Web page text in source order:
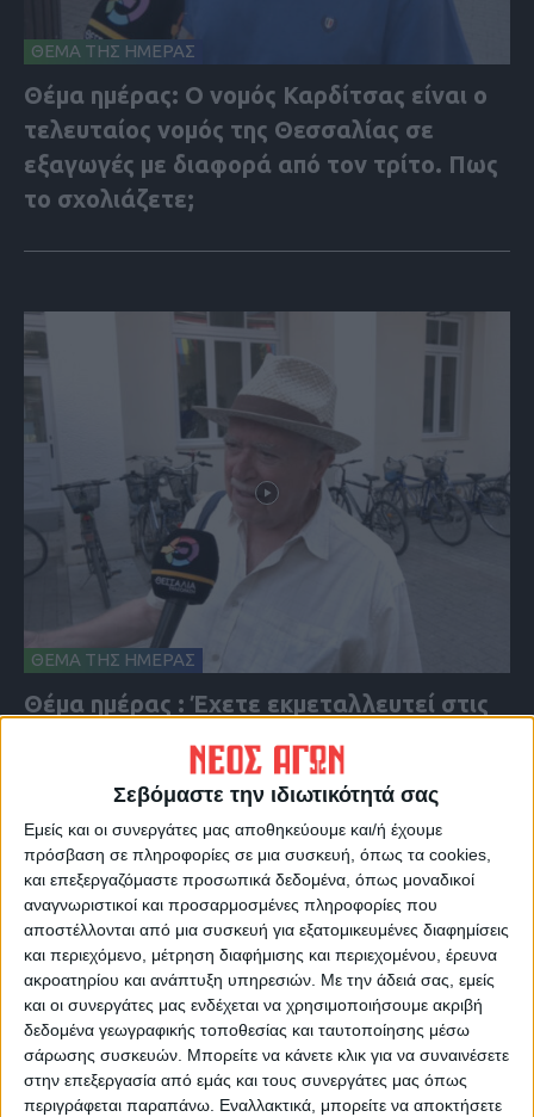
Σεβόμαστε την ιδιωτικότητά σας
Εμείς και οι συνεργάτες μας αποθηκεύουμε και/ή έχουμε
πρόσβαση σε πληροφορίες σε μια συσκευή, όπως τα cookies,
και επεξεργαζόμαστε προσωπικά δεδομένα, όπως μοναδικοί
αναγνωριστικοί και προσαρμοσμένες πληροφορίες που
αποστέλλονται από μια συσκευή για εξατομικευμένες διαφημίσεις
και περιεχόμενο, μέτρηση διαφήμισης και περιεχομένου, έρευνα
ακροατηρίου και ανάπτυξη υπηρεσιών. Με την άδειά σας, εμείς
και οι συνεργάτες μας ενδέχεται να χρησιμοποιήσουμε ακριβή
δεδομένα γεωγραφικής τοποθεσίας και ταυτοποίησης μέσω
σάρωσης συσκευών. Μπορείτε να κάνετε κλικ για να συναινέσετε
στην επεξεργασία από εμάς και τους συνεργάτες μας όπως
περιγράφεται παραπάνω. Εναλλακτικά, μπορείτε να αποκτήσετε
ΘΕΜΑ ΤΗΣ ΗΜΕΡΑΣ
Θέμα ημέρας: Ο νομός Καρδίτσας είναι ο
τελευταίος νομός της Θεσσαλίας σε
εξαγωγές με διαφορά από τον τρίτο. Πως
το σχολιάζετε;
ΘΕΜΑ ΤΗΣ ΗΜΕΡΑΣ
Θέμα ημέρας : Έχετε εκμεταλλευτεί στις
θερινές εκπτώσεις για κάποια αγορά;